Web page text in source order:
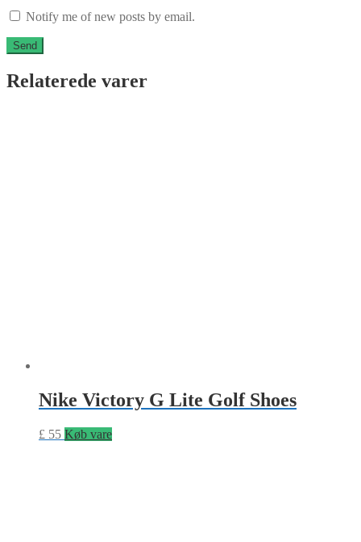
Notify me of new posts by email.
Relaterede varer
Nike Victory G Lite Golf Shoes
£ 55 Køb vare